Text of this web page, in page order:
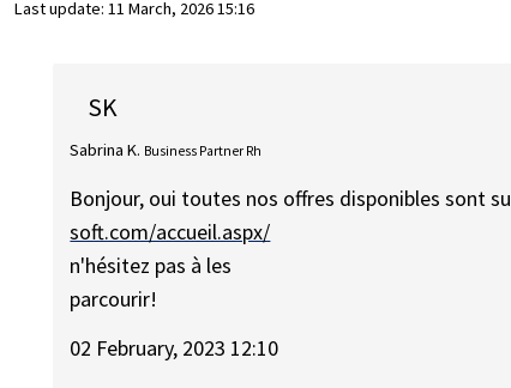
Last update: 11 March, 2026 15:16
SK
Sabrina K. Business Partner Rh
Bonjour, oui toutes nos offres disponibles sont
soft.com/accueil.aspx/
n'hésitez pas à les
parcourir!
02 February, 2023 12:10